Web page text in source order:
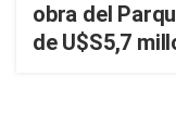
obra del
de U$S5,7